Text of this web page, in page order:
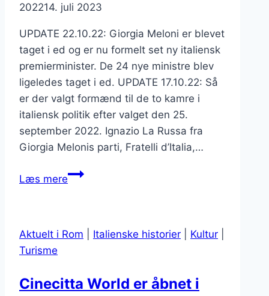
202214. juli 2023
UPDATE 22.10.22: Giorgia Meloni er blevet
taget i ed og er nu formelt set ny italiensk
premierminister. De 24 nye ministre blev
ligeledes taget i ed. UPDATE 17.10.22: Så
er der valgt formænd til de to kamre i
italiensk politik efter valget den 25.
september 2022. Ignazio La Russa fra
Giorgia Melonis parti, Fratelli d’Italia,…
Læs mereParlamentsvalg
september
Aktuelt i Rom Italienske historier Kultur
Turisme
Cinecitta World er åbnet i